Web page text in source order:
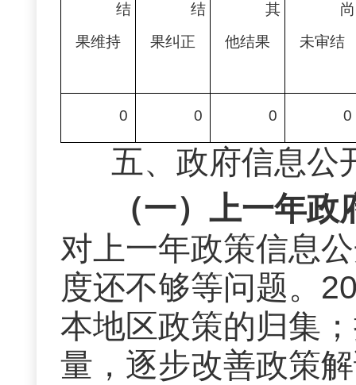
结
果维持
结
果纠正
其
他结果
尚
未审结
0 0 0 0
五、 政府信息公
（一）上一年
对上一年政策信息
度还不够等问题。
本地区政策的归集
量，逐步改善政策